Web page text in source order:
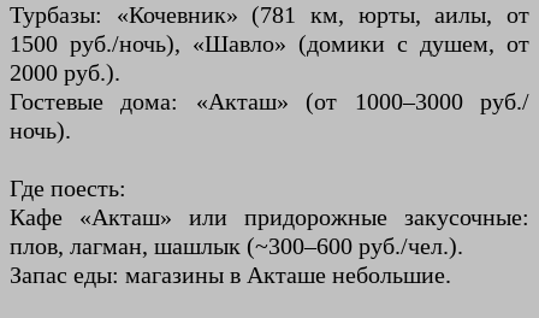
Турбазы: «Кочевник» (781 км, юрты, аилы, от
1500 руб./ночь), «Шавло» (домики с душем, от
2000 руб.).
Гостевые дома: «Акташ» (от 1000–3000 руб./
ночь).
Где поесть:
Кафе «Акташ» или придорожные закусочные:
плов, лагман, шашлык (~300–600 руб./чел.).
Запас еды: магазины в Акташе небольшие.